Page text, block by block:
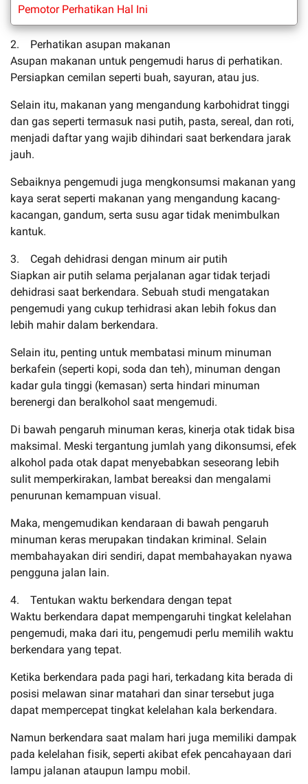
Pemotor Perhatikan Hal Ini
2. Perhatikan asupan makanan
Asupan makanan untuk pengemudi harus di perhatikan.
Persiapkan cemilan seperti buah, sayuran, atau jus.
Selain itu, makanan yang mengandung karbohidrat tinggi
dan gas seperti termasuk nasi putih, pasta, sereal, dan roti,
menjadi daftar yang wajib dihindari saat berkendara jarak
jauh.
Sebaiknya pengemudi juga mengkonsumsi makanan yang
kaya serat seperti makanan yang mengandung kacang-
kacangan, gandum, serta susu agar tidak menimbulkan
kantuk.
3. Cegah dehidrasi dengan minum air putih
Siapkan air putih selama perjalanan agar tidak terjadi
dehidrasi saat berkendara. Sebuah studi mengatakan
pengemudi yang cukup terhidrasi akan lebih fokus dan
lebih mahir dalam berkendara.
Selain itu, penting untuk membatasi minum minuman
berkafein (seperti kopi, soda dan teh), minuman dengan
kadar gula tinggi (kemasan) serta hindari minuman
berenergi dan beralkohol saat mengemudi.
Di bawah pengaruh minuman keras, kinerja otak tidak bisa
maksimal. Meski tergantung jumlah yang dikonsumsi, efek
alkohol pada otak dapat menyebabkan seseorang lebih
sulit memperkirakan, lambat bereaksi dan mengalami
penurunan kemampuan visual.
Maka, mengemudikan kendaraan di bawah pengaruh
minuman keras merupakan tindakan kriminal. Selain
membahayakan diri sendiri, dapat membahayakan nyawa
pengguna jalan lain.
4. Tentukan waktu berkendara dengan tepat
Waktu berkendara dapat mempengaruhi tingkat kelelahan
pengemudi, maka dari itu, pengemudi perlu memilih waktu
berkendara yang tepat.
Ketika berkendara pada pagi hari, terkadang kita berada di
posisi melawan sinar matahari dan sinar tersebut juga
dapat mempercepat tingkat kelelahan kala berkendara.
Namun berkendara saat malam hari juga memiliki dampak
pada kelelahan fisik, seperti akibat efek pencahayaan dari
lampu jalanan ataupun lampu mobil.